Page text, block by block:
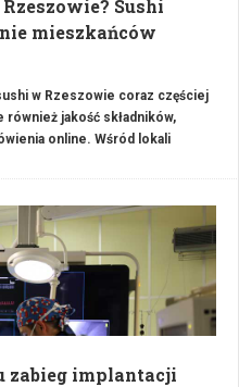
Sushi
mieszkańców
w Rzeszowie coraz częściej
również jakość składników,
online. Wśród lokali
klasyczne rolki, jak i
bowle oraz duże zestawy dla
zdobywa wysokie oceny klientów
dostępnych z dostawą na
zabieg implantacji